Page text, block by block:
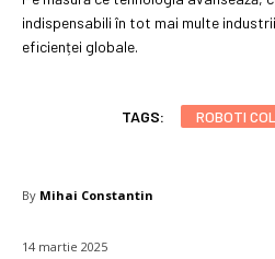
indispensabili în tot mai multe
eficienței globale.
TAGS: ROBOTI
By Mihai Constantin
14 martie 2025